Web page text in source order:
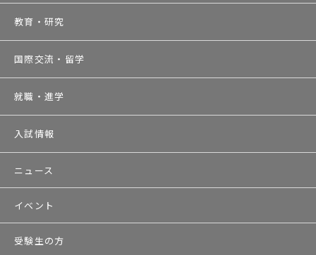
教育・研究
国際交流・留学
就職・進学
入試情報
ニュース
イベント
受験生の方